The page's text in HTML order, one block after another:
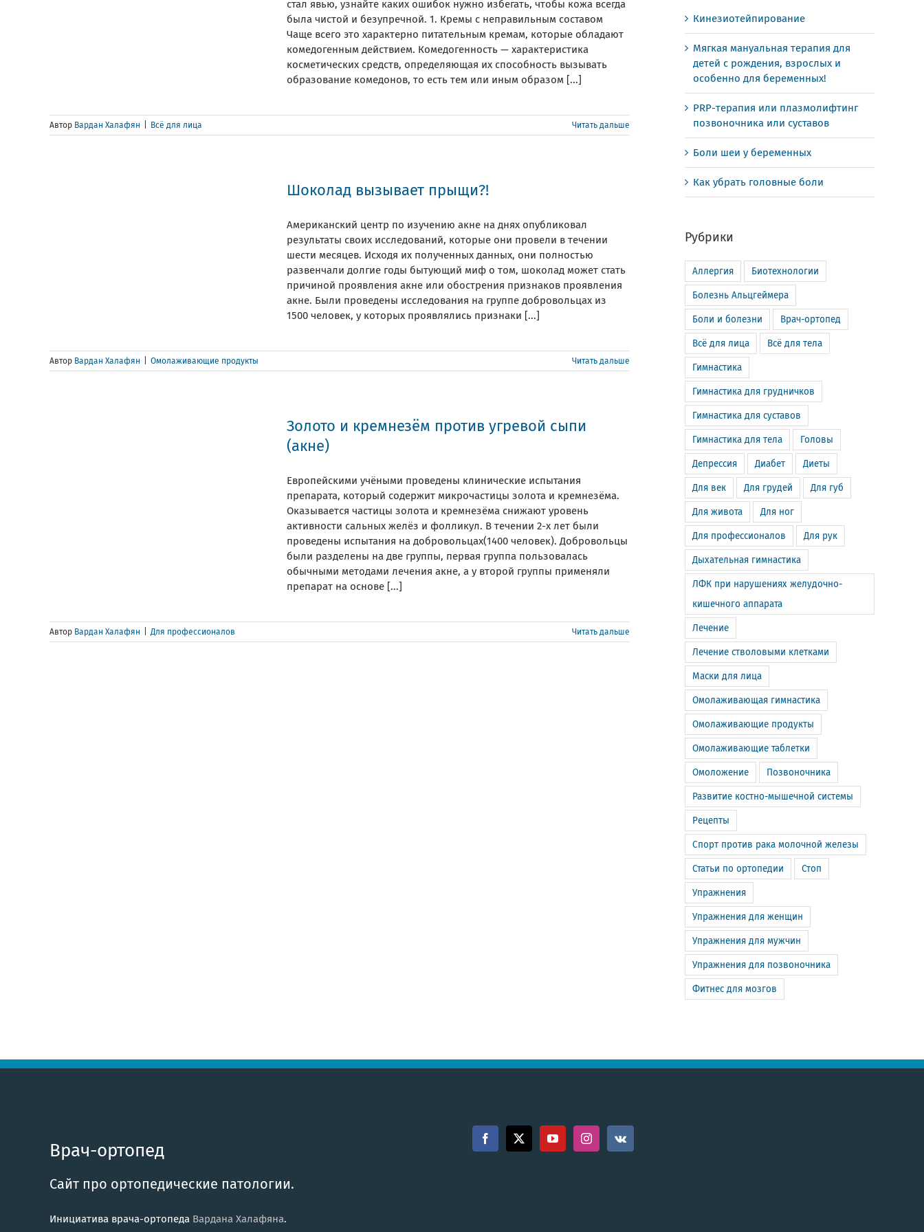
стал явью, узнайте каких ошибок нужно избегать, чтобы кожа всегда
была чистой и безупречной. 1. Кремы с неправильным составом
Чаще всего это характерно питательным кремам, которые обладают
комедогенным действием. Комедогенность — характеристика
косметических средств, определяющая их способность вызывать
образование комедонов, то есть тем или иным образом [...]
Автор Вардан Халафян Всё для лица Читать дальше
Шоколад вызывает прыщи?!
Американский центр по изучению акне на днях опубликовал
результаты своих исследований, которые они провели в течении
шести месяцев. Исходя их полученных данных, они полностью
развенчали долгие годы бытующий миф о том, шоколад может стать
причиной проявления акне или обострения признаков проявления
акне. Были проведены исследования на группе добровольцах из
1500 человек, у которых проявлялись признаки [...]
Автор Вардан Халафян Омолаживающие продукты Читать дальше
Золото и кремнезём против угревой сыпи
(акне)
Европейскими учёными проведены клинические испытания
препарата, который содержит микрочастицы золота и кремнезёма.
Оказывается частицы золота и кремнезёма снижают уровень
активности сальных желёз и фолликул. В течении 2-х лет были
проведены испытания на добровольцах(1400 человек). Добровольцы
были разделены на две группы, первая группа пользовалась
обычными методами лечения акне, а у второй группы применяли
препарат на основе [...]
Автор Вардан Халафян Для профессионалов Читать дальше
Кинезиотейпирование
Мягкая мануальная терапия для
детей с рождения, взрослых и
особенно для беременных!
PRP-терапия или плазмолифтинг
позвоночника или суставов
Боли шеи у беременных
Как убрать головные боли
Рубрики
Аллергия Биотехнологии
Болезнь Альцгеймера
Боли и болезни Врач-ортопед
Всё для лица Всё для тела
Гимнастика
Гимнастика для грудничков
Гимнастика для суставов
Гимнастика для тела Головы
Депрессия Диабет Диеты
Для век Для грудей Для губ
Для живота Для ног
Для профессионалов Для рук
Дыхательная гимнастика
ЛФК при нарушениях желудочно-
кишечного аппарата
Лечение
Лечение стволовыми клетками
Маски для лица
Омолаживающая гимнастика
Омолаживающие продукты
Омолаживающие таблетки
Омоложение Позвоночника
Развитие костно-мышечной системы
Рецепты
Спорт против рака молочной железы
Статьи по ортопедии Стоп
Упражнения
Упражнения для женщин
Упражнения для мужчин
Упражнения для позвоночника
Фитнес для мозгов
Врач-ортопед
Сайт про ортопедические патологии.
Инициатива врача-ортопеда Вардана Халафяна.